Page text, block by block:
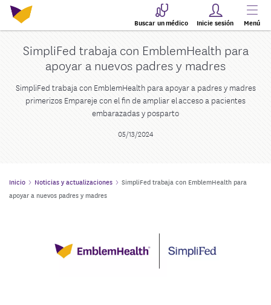
Buscar un médico Inicie sesión Menú
SimpliFed trabaja con EmblemHealth para
apoyar a nuevos padres y madres
SimpliFed trabaja con EmblemHealth para apoyar a padres y madres
primerizos Empareje con el fin de ampliar el acceso a pacientes
embarazadas y posparto
05/13/2024
Inicio Noticias y actualizaciones
SimpliFed trabaja con EmblemHealth para
apoyar a nuevos padres y madres